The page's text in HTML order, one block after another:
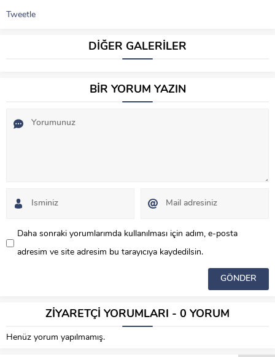
Tweetle
DİĞER GALERİLER
BİR YORUM YAZIN
Daha sonraki yorumlarımda kullanılması için adım, e-posta
adresim ve site adresim bu tarayıcıya kaydedilsin.
ZİYARETÇİ YORUMLARI - 0 YORUM
Henüz yorum yapılmamış.